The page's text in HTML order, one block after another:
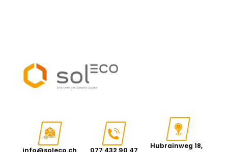
Hubrainweg 18,